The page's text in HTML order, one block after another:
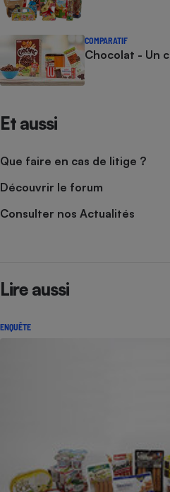
COMPARATIF
Chocolat - Un
Et aussi
Que faire en cas de litige ?
Découvrir le forum
Consulter nos Actualités
Lire aussi
ENQUÊTE